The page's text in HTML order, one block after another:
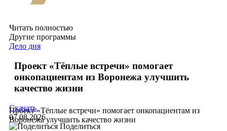
Читать полностью
Другие программы
Дело дня
Проект «Тёплые встречи» помогает
онкопациентам из Воронежа улучшить
качество жизни
Проект «Тёплые встречи» помогает онкопациентам из
Воронежа улучшить качество жизни
Скачать
07.08.2026
Поделиться